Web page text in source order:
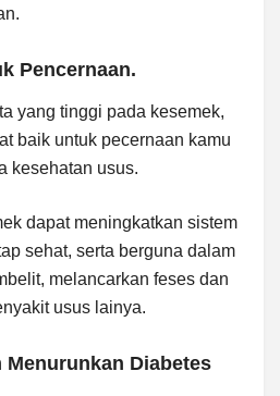
Pencernaan.
yang tinggi pada kesemek,
baik untuk pecernaan kamu
kesehatan usus.
dapat meningkatkan sistem
sehat, serta berguna dalam
melancarkan feses dan
usus lainya.
Menurunkan Diabetes